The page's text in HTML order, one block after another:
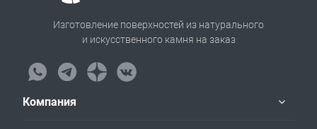
Изготовление поверхностей из натурального
и искусственного камня на заказ
Компания